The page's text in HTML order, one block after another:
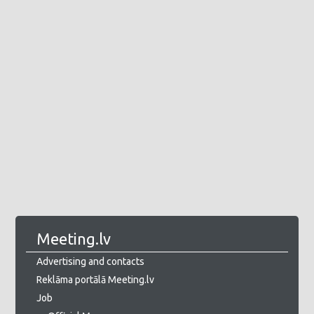
Meeting.lv
Advertising and contacts
Reklāma portālā Meeting.lv
Job